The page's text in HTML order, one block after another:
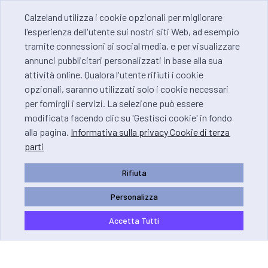
Calzeland utilizza i cookie opzionali per migliorare
l'esperienza dell'utente sui nostri siti Web, ad esempio
tramite connessioni ai social media, e per visualizzare
annunci pubblicitari personalizzati in base alla sua
attività online. Qualora l'utente rifiuti i cookie
opzionali, saranno utilizzati solo i cookie necessari
per fornirgli i servizi. La selezione può essere
modificata facendo clic su 'Gestisci cookie' in fondo
alla pagina. Informativa sulla privacy Cookie di terza
parti
Rifiuta
Personalizza
Accetta Tutti